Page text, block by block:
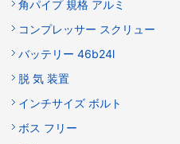
角パイプ 規格 アルミ
コンプレッサー スクリュー
バッテリー 46b24l
脱 気 装置
インチサイズ ボルト
ボス フリー